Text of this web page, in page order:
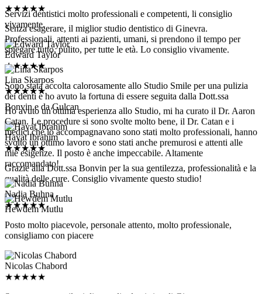
Servizi dentistici molto professionali e competenti, li consiglio
vivamente.
Edward Taylor
★★★★ ★
Sono stata accolta calorosamente allo Studio Smile per una pulizia
dei denti e ho avuto la fortuna di essere seguita dalla Dott.ssa
Bonvin e da Gulcan
Hayat Ibrahim
★★★★★
Grazie alla Dott.ssa Bonvin per la sua gentilezza, professionalità e la
qualità delle cure. Consiglio vivamente questo studio!
Hewdem Mutlu
Senza esagerare, il miglior studio dentistico di Ginevra.
Professionali, attenti ai pazienti, umani, si prendono il tempo per
spiegare tutto, pulito, per tutte le età. Lo consiglio vivamente.
Lina Skarpos
★★★★★
Ho avuto un'ottima esperienza allo Studio, mi ha curato il Dr. Aaron
Catan. Le procedure si sono svolte molto bene, il Dr. Catan e i
medici che lo accompagnavano sono stati molto professionali, hanno
svolto un ottimo lavoro e sono stati anche premurosi e attenti alle
mie esigenze. Il posto è anche impeccabile. Altamente
raccomandato!
Nadia Buhna
★★★★★
consigliamo con piacere
Nicolas Chabord
★★★★★